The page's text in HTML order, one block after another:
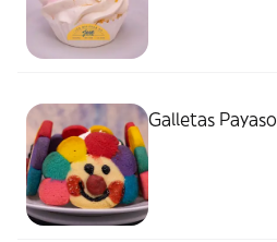
Galletas Payaso